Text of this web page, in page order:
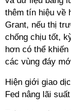
thêm tín hiệu về
Grant, nếu thị
chống chịu tốt,
hơn có thể
các vùng đáy
Hiện giới giao
Fed nâng lãi